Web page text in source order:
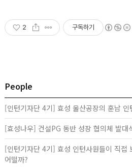
2 구독하기
People
[인턴기자단 4기] 효성 울산공장의 훈남 인
[효성나우] 건설PG 동반 성장 협의체 발대
[인턴기자단 4기] 효성 인턴사원들이 직접
어떨까?